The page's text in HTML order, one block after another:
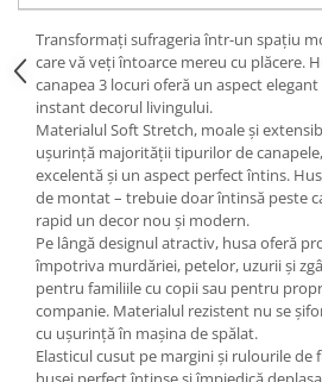
Transformați sufrageria într-un spațiu
care vă veți întoarce mereu cu plăcere.
canapea 3 locuri oferă un aspect
instant decorul livingului.
Materialul Soft Stretch, moale și
ușurință majorității tipurilor de
excelentă și un aspect perfect întins.
de montat – trebuie doar întinsă peste
rapid un decor nou și modern.
Pe lângă designul atractiv, husa oferă
împotriva murdăriei, petelor, uzurii și
pentru familiile cu copii sau pentru
companie. Materialul rezistent nu se
cu ușurință în mașina de spălat.
Elasticul cusut pe margini și rulourile